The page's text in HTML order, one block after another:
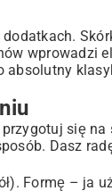
wprowadzi
absolutny
się na
Dasz
Formę – ja